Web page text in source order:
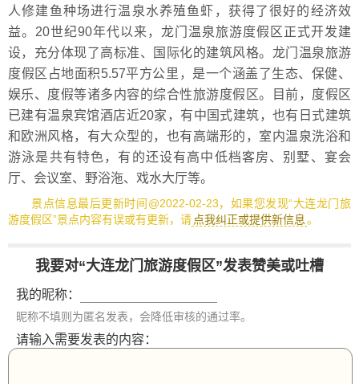
人修建鱼种场进行温泉水养殖鱼虾，获得了很好的经济效
益。20世纪90年代以来，龙门温泉旅游度假区正式开发建
设，充分体现了高标准、国际化的建筑风格。龙门温泉旅游
度假区占地面积5.57平方公里，是一个涵盖了生态、保健、
娱乐、度假等诸多内容的综合性旅游度假区。目前，度假区
已建有温泉宾馆酒店近20家，有中国式建筑，也有日式建筑
和欧洲风格，有大众型的，也有高端形的，室内温泉洗浴和
游泳是共有特色，有的还设有高中低档客房、别墅、宴会
厅、会议室、野浴沲、戏水大厅等。
景点信息最后更新时间@2022-02-23，如果您发现“大连龙门旅
游度假区”景点内容有误或有更新，请点我纠正或提供新信息。
我要对“大连龙门旅游度假区”发表赞美或吐槽
我的昵称：
昵称不填则为匿名发表，会降低审核的通过率。
请输入需要发表的内容：